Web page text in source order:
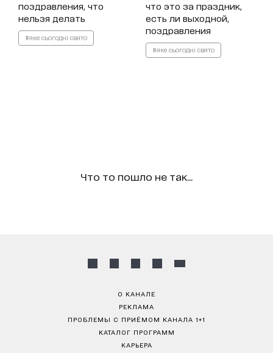
поздравления, что
нельзя делать
#яке сьогодні свято
что это за праздник,
есть ли выходной,
поздравления
#яке сьогодні свято
Что то пошло не так...
О КАНАЛЕ
РЕКЛАМА
ПРОБЛЕМЫ С ПРИЁМОМ КАНАЛА 1+1
КАТАЛОГ ПРОГРАММ
КАРЬЕРА